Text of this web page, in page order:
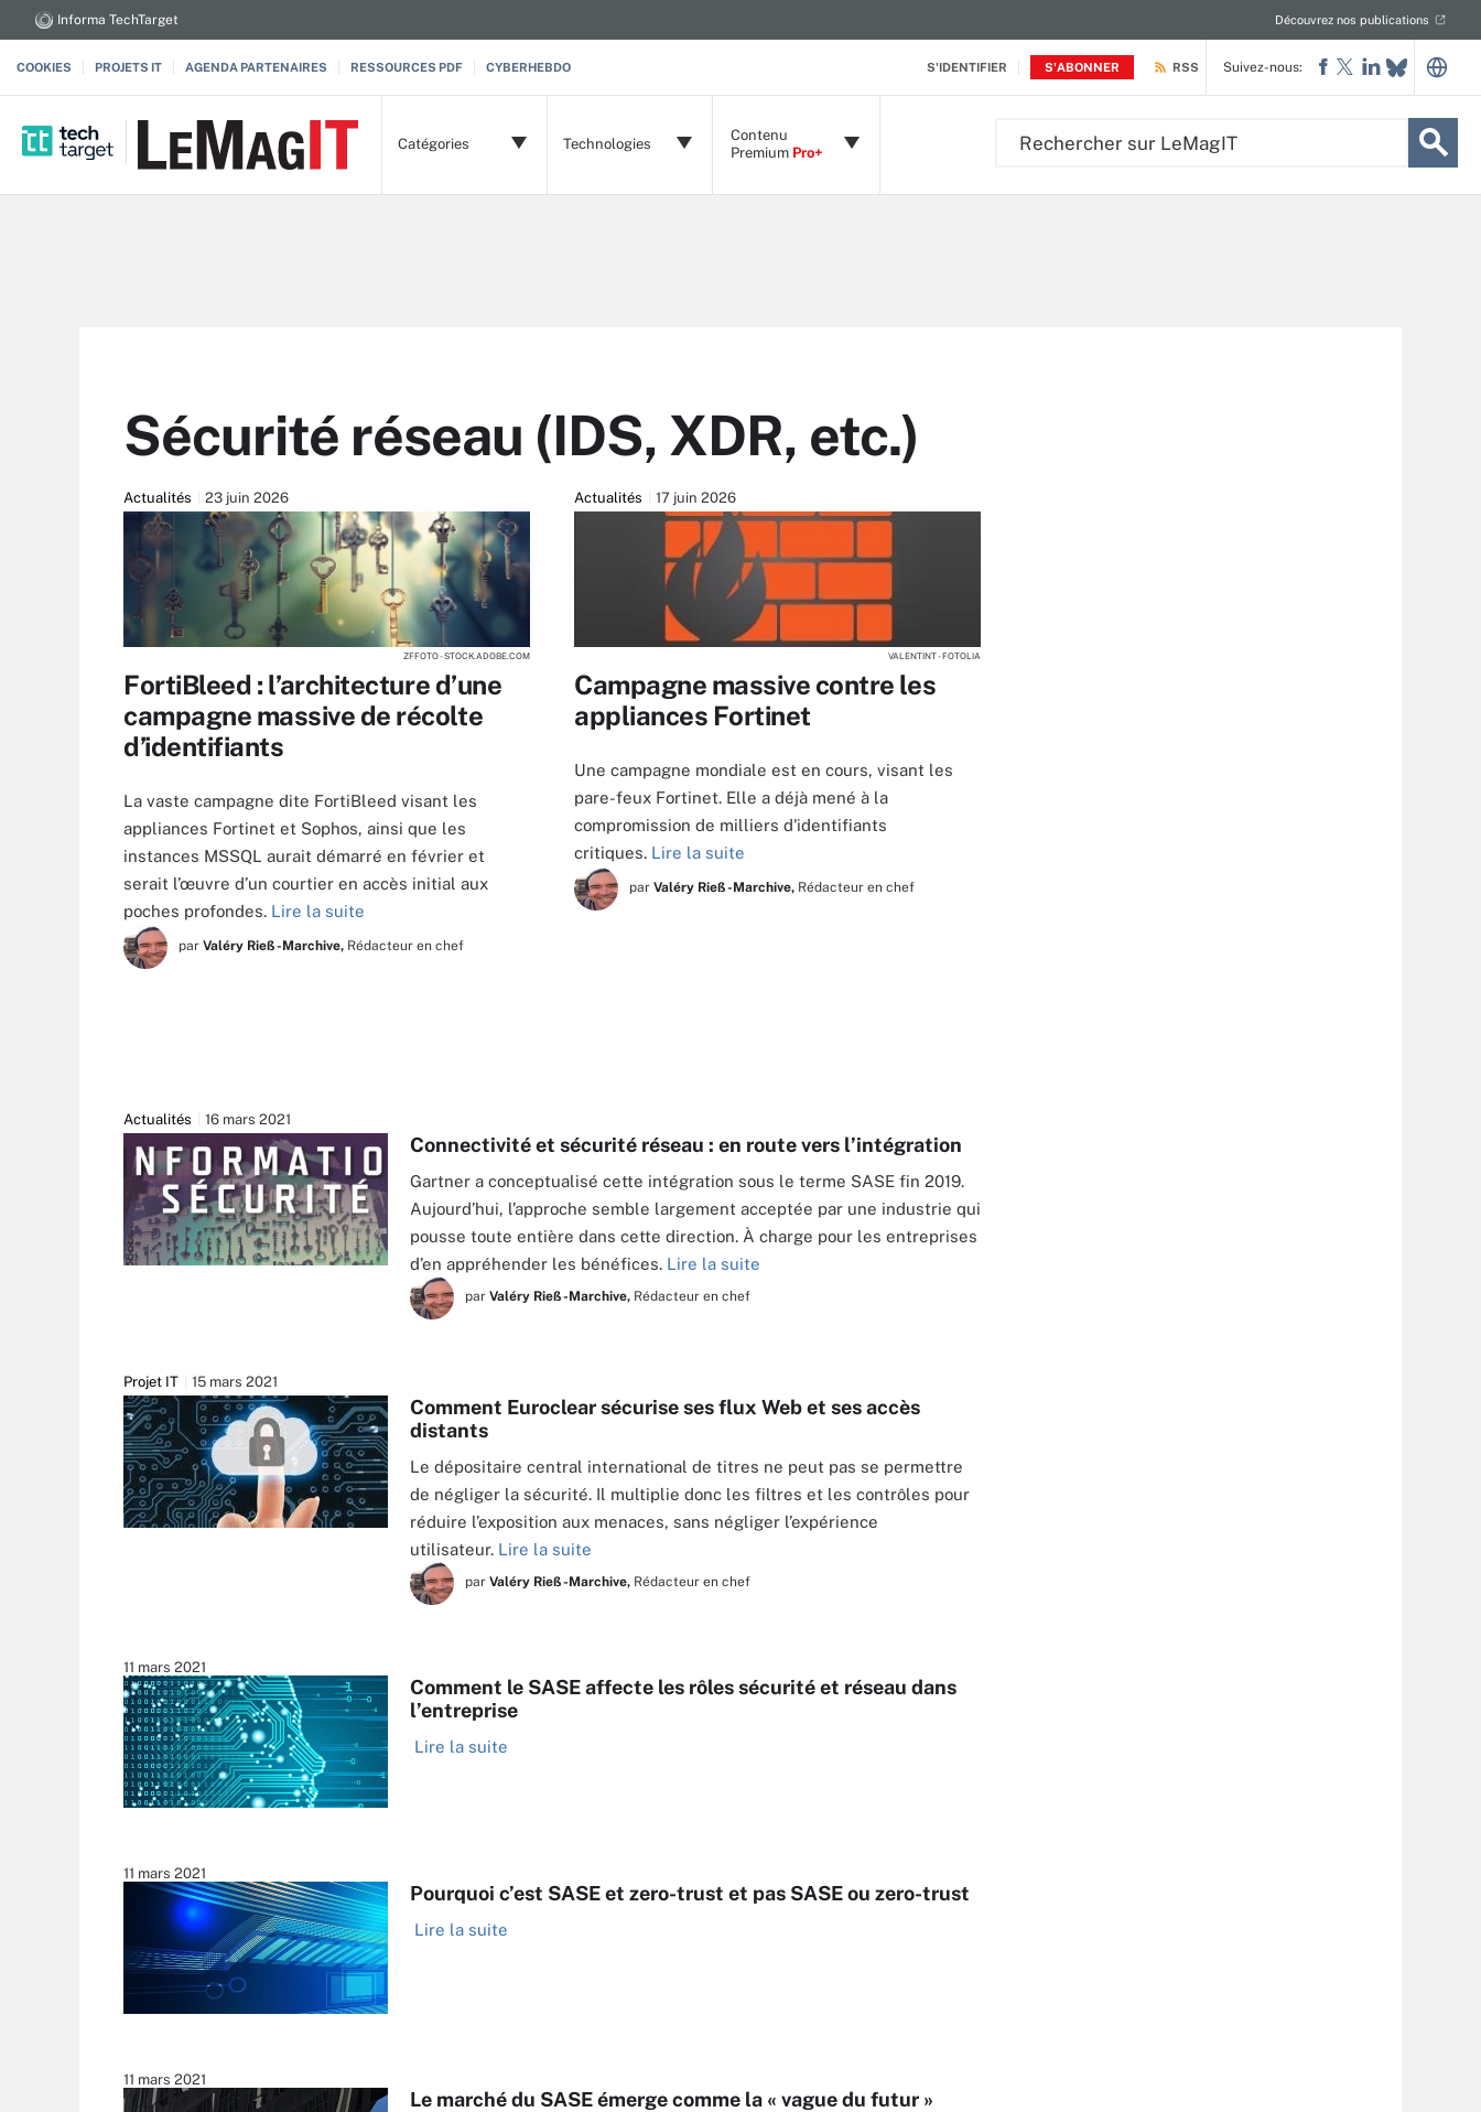
S'IDENTIFIER S'ABONNER
Informa TechTarget Découvrez nos publications
COOKIES PROJETS IT AGENDA PARTENAIRES RESSOURCES PDF CYBERHEBDO RSS
Catégories Technologies
Contenu
Premium Pro+
Suivez-nous:
Sécurité réseau (IDS, XDR, etc.)
Actualités 23 juin 2026
ZFFOTO - STOCK.ADOBE.COM
FortiBleed : l’architecture d’une
campagne massive de récolte
d’identifiants
La vaste campagne dite FortiBleed visant les
appliances Fortinet et Sophos, ainsi que les
instances MSSQL aurait démarré en février et
serait l’œuvre d’un courtier en accès initial aux
poches profondes. Lire la suite
par Valéry Rieß-Marchive, Rédacteur en chef
Actualités 17 juin 2026
VALENTINT - FOTOLIA
Campagne massive contre les
appliances Fortinet
Une campagne mondiale est en cours, visant les
pare-feux Fortinet. Elle a déjà mené à la
compromission de milliers d'identifiants
critiques. Lire la suite
par Valéry Rieß-Marchive, Rédacteur en chef
Actualités 16 mars 2021
Connectivité et sécurité réseau : en route vers l’intégration
Gartner a conceptualisé cette intégration sous le terme SASE fin 2019.
Aujourd’hui, l’approche semble largement acceptée par une industrie qui
pousse toute entière dans cette direction. À charge pour les entreprises
d’en appréhender les bénéfices. Lire la suite
par Valéry Rieß-Marchive, Rédacteur en chef
Projet IT 15 mars 2021
Comment Euroclear sécurise ses flux Web et ses accès
distants
Le dépositaire central international de titres ne peut pas se permettre
de négliger la sécurité. Il multiplie donc les filtres et les contrôles pour
réduire l’exposition aux menaces, sans négliger l’expérience
utilisateur. Lire la suite
par Valéry Rieß-Marchive, Rédacteur en chef
11 mars 2021
Comment le SASE affecte les rôles sécurité et réseau dans
l’entreprise
Lire la suite
11 mars 2021
Pourquoi c’est SASE et zero-trust et pas SASE ou zero-trust
Lire la suite
11 mars 2021
Le marché du SASE émerge comme la « vague du futur »